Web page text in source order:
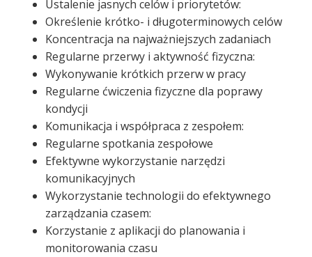
Ustalenie jasnych celów i priorytetów:
Określenie krótko- i długoterminowych celów
Koncentracja na najważniejszych zadaniach
Regularne przerwy i aktywność fizyczna:
Wykonywanie krótkich przerw w pracy
Regularne ćwiczenia fizyczne dla poprawy
kondycji
Komunikacja i współpraca z zespołem:
Regularne spotkania zespołowe
Efektywne wykorzystanie narzędzi
komunikacyjnych
Wykorzystanie technologii do efektywnego
zarządzania czasem:
Korzystanie z aplikacji do planowania i
monitorowania czasu